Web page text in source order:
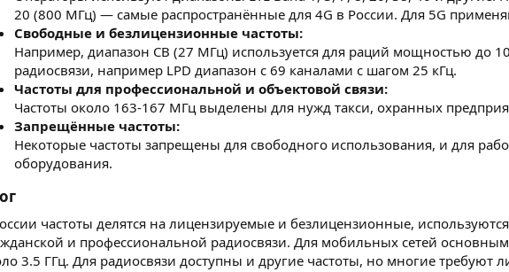
20 (800 МГц) — самые распространённые для 4G в России. Для 5G
Свободные и безлицензионные частоты:
Например, диапазон СВ (27 МГц) используется для раций мощностью до
радиосвязи, например LPD диапазон с 69 каналами с шагом 25 кГц.
Частоты для профессиональной и объектовой связи:
Частоты около 163-167 МГц выделены для нужд такси, охранных
Запрещённые частоты:
Некоторые частоты запрещены для свободного использования, и для
оборудования.
частоты делятся на лицензируемые и безлицензионные,
и профессиональной радиосвязи. Для мобильных сетей
3.5 ГГц. Для радиосвязи доступны и другие частоты, но многие требуют